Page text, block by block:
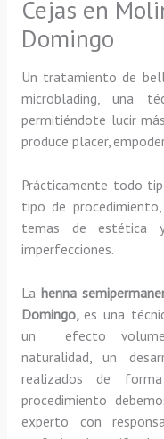
Cejas en
Domingo
Un tratamiento de
microblading, una
permitiéndote lucir
produce placer,
Prácticamente todo
tipo de
temas de estética
imperfecciones.
La henna
Domingo, es una
un efecto
naturalidad, un
realizados de
procedimiento
experto con